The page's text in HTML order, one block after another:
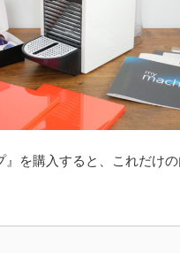
』を購入すると、これだけ